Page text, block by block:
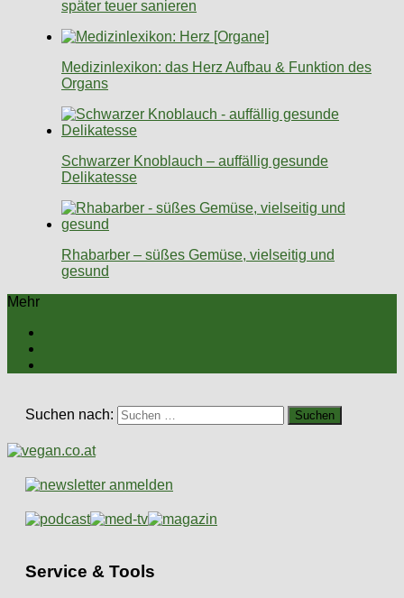
später teuer sanieren
Medizinlexikon: das Herz Aufbau & Funktion des
Organs
Schwarzer Knoblauch – auffällig gesunde
Delikatesse
Rhabarber – süßes Gemüse, vielseitig und
gesund
Mehr
Suchen nach:
Service & Tools